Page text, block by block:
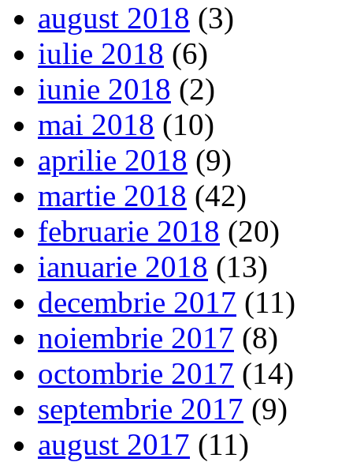
august 2018 (3)
iulie 2018 (6)
iunie 2018 (2)
mai 2018 (10)
aprilie 2018 (9)
martie 2018 (42)
februarie 2018 (20)
ianuarie 2018 (13)
decembrie 2017 (11)
noiembrie 2017 (8)
octombrie 2017 (14)
septembrie 2017 (9)
august 2017 (11)